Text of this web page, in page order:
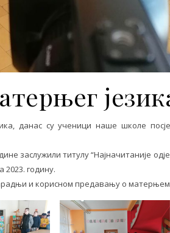
данас су ученици наше школе
заслужили титулу “Најначитаније
годину.
и корисном предавању о матерњем